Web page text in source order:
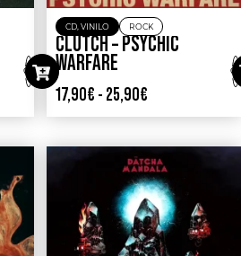
CD, VINILO ROCK
CLUTCH – PSYCHIC
WARFARE
17,90€ - 25,90€